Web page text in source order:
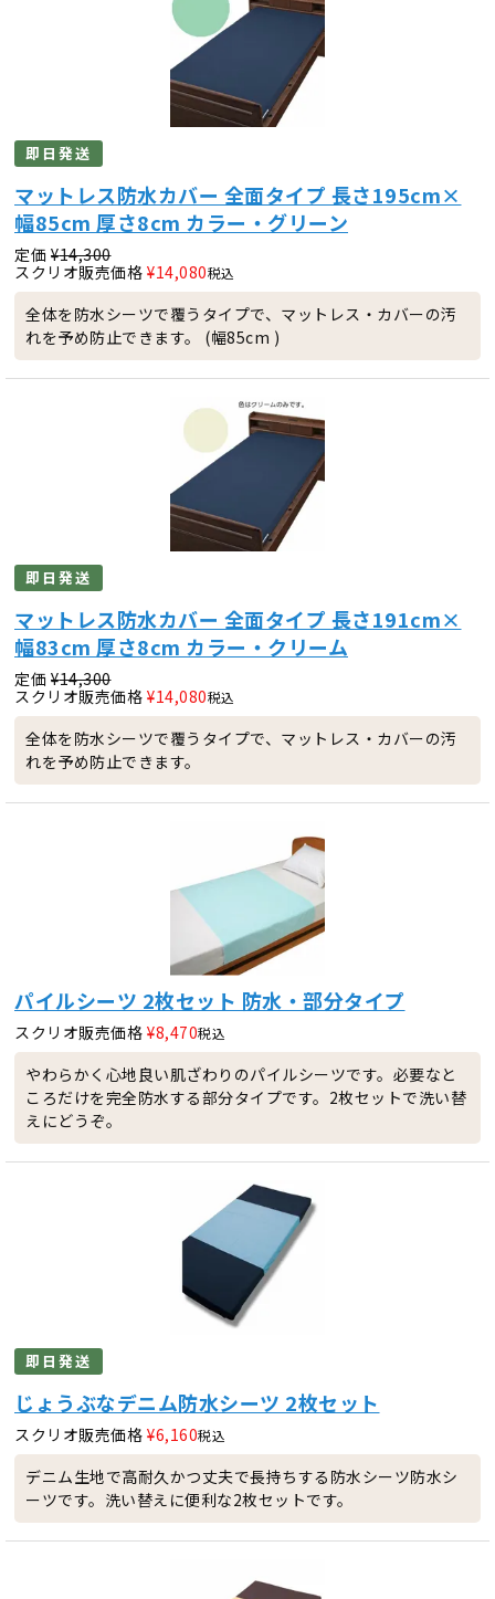
即日発送
マットレス防水カバー 全面タイプ 長さ195cm×
幅85cm 厚さ8cm カラー・グリーン
定価 ¥14,300
スクリオ販売価格 ¥14,080税込
全体を防水シーツで覆うタイプで、マットレス・カバーの汚
れを予め防止できます。 (幅85cm )
即日発送
マットレス防水カバー 全面タイプ 長さ191cm×
幅83cm 厚さ8cm カラー・クリーム
定価 ¥14,300
スクリオ販売価格 ¥14,080税込
全体を防水シーツで覆うタイプで、マットレス・カバーの汚
れを予め防止できます。
パイルシーツ 2枚セット 防水・部分タイプ
スクリオ販売価格 ¥8,470税込
やわらかく心地良い肌ざわりのパイルシーツです。必要なと
ころだけを完全防水する部分タイプです。2枚セットで洗い替
えにどうぞ。
即日発送
じょうぶなデニム防水シーツ 2枚セット
スクリオ販売価格 ¥6,160税込
デニム生地で高耐久かつ丈夫で長持ちする防水シーツ防水シ
ーツです。洗い替えに便利な2枚セットです。